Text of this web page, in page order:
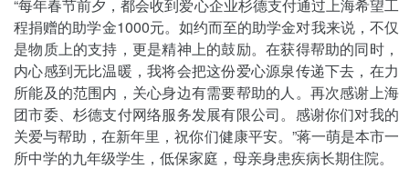
“每年春节前夕，都会收到爱心企业杉德支付通过上海希望工
程捐赠的助学金1000元。如约而至的助学金对我来说，不仅
是物质上的支持，更是精神上的鼓励。在获得帮助的同时，
内心感到无比温暖，我将会把这份爱心源泉传递下去，在力
所能及的范围内，关心身边有需要帮助的人。再次感谢上海
团市委、杉德支付网络服务发展有限公司。感谢你们对我的
关爱与帮助，在新年里，祝你们健康平安。”蒋一萌是本市一
所中学的九年级学生，低保家庭，母亲身患疾病长期住院。